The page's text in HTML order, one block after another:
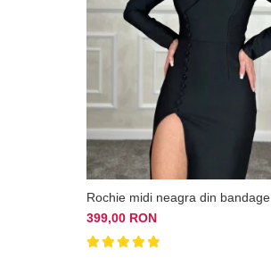
Rochie midi neagra din bandage
399,00 RON